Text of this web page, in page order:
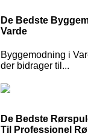
De Bedste
Varde
Byggemodning i
der bidrager til...
De Bedste
Til Professionel